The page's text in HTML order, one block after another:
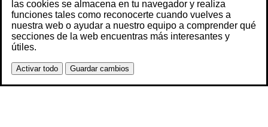
las cookies se almacena en tu navegador y realiza
funciones tales como reconocerte cuando vuelves a
nuestra web o ayudar a nuestro equipo a comprender qué
secciones de la web encuentras más interesantes y
útiles.
Activar todo Guardar cambios